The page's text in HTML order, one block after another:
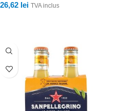
26,62 lei TVA inclus